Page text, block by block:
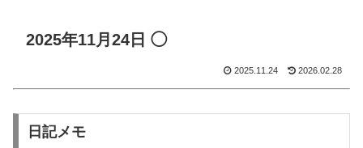
2025年11月24日 ◯
2025.11.24 2026.02.28
日記メモ